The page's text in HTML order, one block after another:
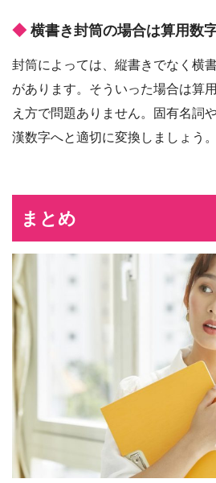
横書き封筒の場合は算用数
封筒によっては、縦書きでなく横
があります。そういった場合は算
え方で問題ありません。固有名詞
漢数字へと適切に変換しましょう。
まとめ